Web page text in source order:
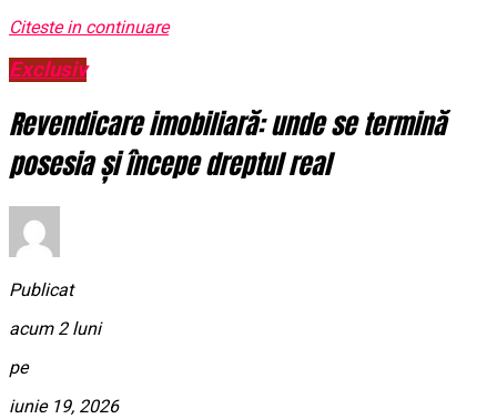
Citeste in continuare
Exclusiv
Revendicare imobiliară: unde se termină
posesia și începe dreptul real
Publicat
acum 2 luni
pe
iunie 19, 2026